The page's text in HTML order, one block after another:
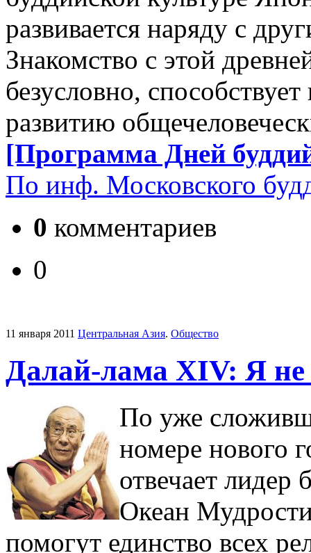
развивается наряду с
Знакомство с этой
безусловно,
развитию
[Программа Дней
По инф. Московского
0 комментариев
0
11 января 2011 Центральная Азия. Общество
Далай-лама XIV: Я не
По уже
номере нового
отвечает лидер
Океан
помогут единство всех